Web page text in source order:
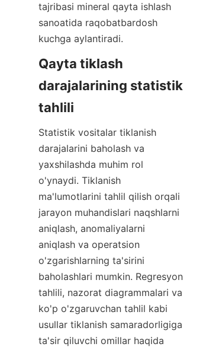
tajribasi mineral qayta ishlash
sanoatida raqobatbardosh
kuchga aylantiradi.
Qayta tiklash
darajalarining statistik
tahlili
Statistik vositalar tiklanish
darajalarini baholash va
yaxshilashda muhim rol
o'ynaydi. Tiklanish
ma'lumotlarini tahlil qilish orqali
jarayon muhandislari naqshlarni
aniqlash, anomaliyalarni
aniqlash va operatsion
o'zgarishlarning ta'sirini
baholashlari mumkin. Regresyon
tahlili, nazorat diagrammalari va
ko'p o'zgaruvchan tahlil kabi
usullar tiklanish samaradorligiga
ta'sir qiluvchi omillar haqida